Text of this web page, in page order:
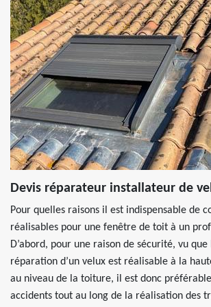
Devis réparateur installateur de
Pour quelles raisons il est indispensable de
réalisables pour une fenêtre de toit à un
D’abord, pour une raison de sécurité, vu
réparation d’un velux est réalisable à la
au niveau de la toiture, il est donc
accidents tout au long de la réalisation des